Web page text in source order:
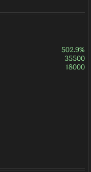
502.9%
35500
18000